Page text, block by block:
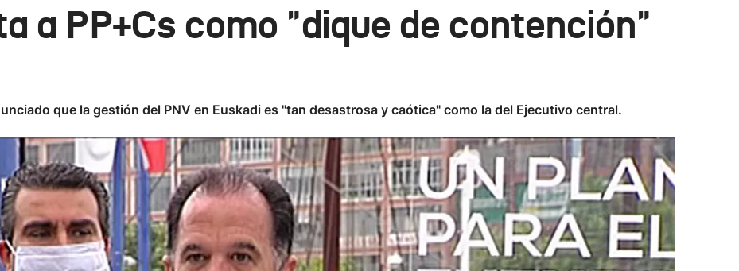
Lo último
a PP+Cs como "dique de contención"
que la gestión del PNV en Euskadi es "tan desastrosa y caótica" como la del Ejecutivo central.